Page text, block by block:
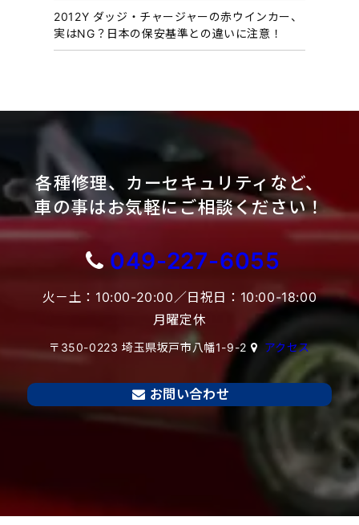
2012Y ダッジ・チャージャーの赤ウインカー、
実はNG？日本の保安基準との違いに注意！
各種修理、カーセキュリティなど、
車の事はお気軽にご相談ください！
049-227-6055
火－土：10:00-20:00／日祝日：10:00-18:00
月曜定休
〒350-0223 埼玉県坂戸市八幡1-9-2 アクセス
お問い合わせ